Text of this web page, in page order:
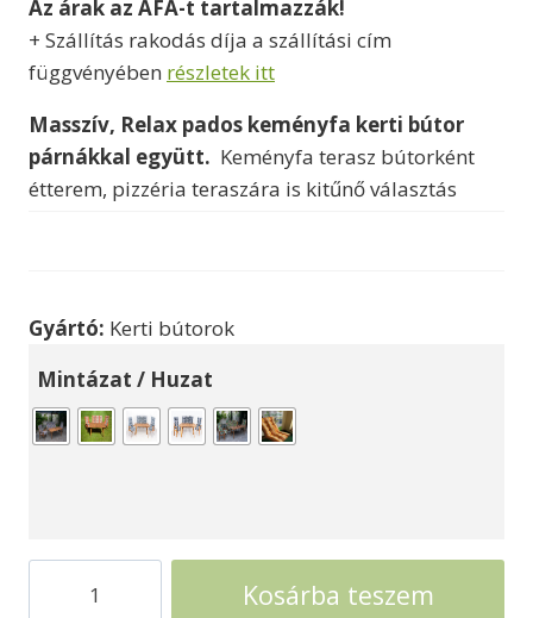
-
Az árak az ÁFA-t tartalmazzák!
+ Szállítás rakodás díja a szállítási cím
függvényében részletek itt
Masszív, Relax pados keményfa kerti bútor
párnákkal együtt. Keményfa terasz bútorként
étterem, pizzéria teraszára is kitűnő választás
Gyártó: Kerti bútorok
Mintázat / Huzat
Kosárba teszem